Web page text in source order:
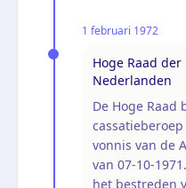
1 februari 1972
Hoge Raad der
Nederlanden
De Hoge Raad
vonnis van de
van 07-10-
het bestreden